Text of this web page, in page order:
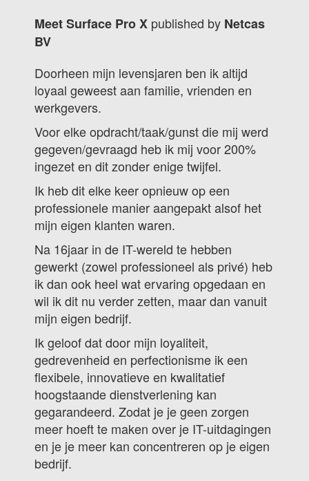
Meet Surface Pro X published by Netcas
BV
Doorheen mijn levensjaren ben ik altijd
loyaal geweest aan familie, vrienden en
werkgevers.
Voor elke opdracht/taak/gunst die mij werd
gegeven/gevraagd heb ik mij voor 200%
ingezet en dit zonder enige twijfel.
Ik heb dit elke keer opnieuw op een
professionele manier aangepakt alsof het
mijn eigen klanten waren.
Na 16jaar in de IT-wereld te hebben
gewerkt (zowel professioneel als privé) heb
ik dan ook heel wat ervaring opgedaan en
wil ik dit nu verder zetten, maar dan vanuit
mijn eigen bedrijf.
Ik geloof dat door mijn loyaliteit,
gedrevenheid en perfectionisme ik een
flexibele, innovatieve en kwalitatief
hoogstaande dienstverlening kan
gegarandeerd. Zodat je je geen zorgen
meer hoeft te maken over je IT-uitdagingen
en je je meer kan concentreren op je eigen
bedrijf.